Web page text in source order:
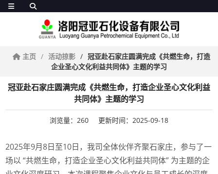
主页 活动掠影
冠亚赴石家庄圆满完成《共燃生命，打造
企业圣心文化利益共同体》主题的学习
冠亚赴石家庄圆满完成《共燃生命，打造企业圣心文化利益
共同体》主题的学习
浏览量：260 更新时间：2025-09-18
2025年9月8日至10日，我司全体伙伴齐聚石家庄，参与了一
场以 “共燃生命，打造企业圣心文化利益共同体” 为主题的企